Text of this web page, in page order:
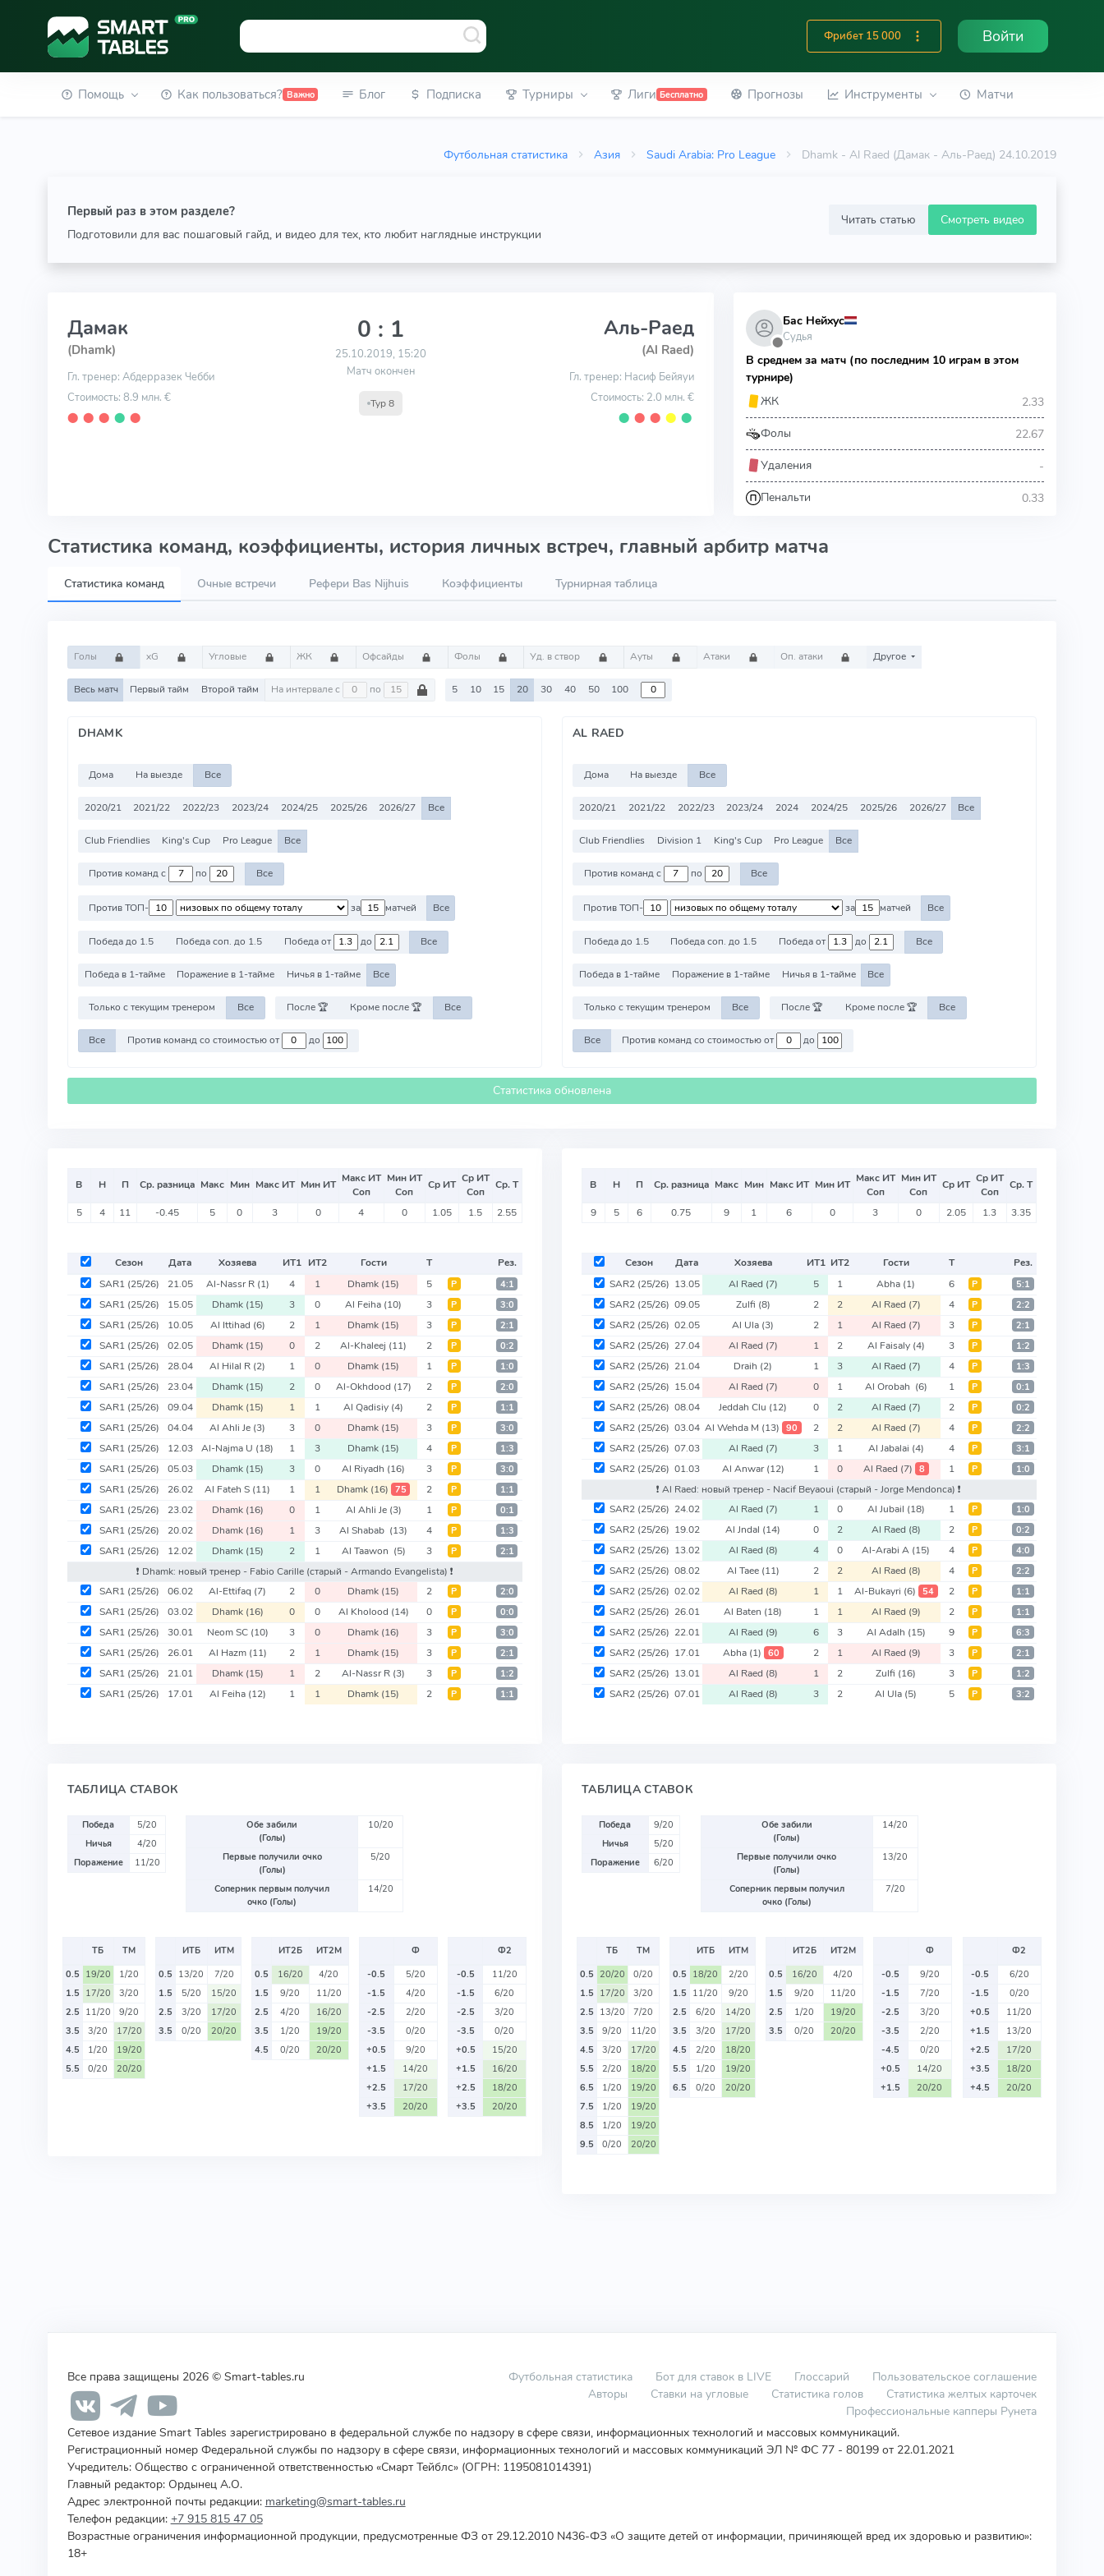
Фрибет 15 000 Войти
Помощь Как пользоваться? Важно Блог Подписка Турниры Лиги Бесплатно Прогнозы Инструменты Матчи
Футбольная статистика Азия Saudi Arabia: Pro League Dhamk - Al Raed (Дамак - Аль-Раед) 24.10.2019
Первый раз в этом разделе?
Подготовили для вас пошаговый гайд, и видео для тех, кто любит наглядные инструкции
Читать статью Смотреть видео
Дамак
(Dhamk)
Гл. тренер: Абдерразек Чебби
Стоимость: 8.9 млн. €
⬤ ⬤ ⬤ ⬤ ⬤
0 : 1
25.10.2019, 15:20
Матч окончен
Тур 8
Аль-Раед
(Al Raed)
Гл. тренер: Насиф Бейяуи
Стоимость: 2.0 млн. €
⬤ ⬤ ⬤ ⬤ ⬤
⬤
Бас Нейхус
Судья
В среднем за матч (по последним 10 играм в этом
турнире)
ЖК
2.33
Фолы 22.67
Удаления -
Пенальти 0.33
Статистика команд, коэффициенты, история личных встреч, главный арбитр матча
Статистика команд Очные встречи Рефери Bas Nijhuis Коэффициенты Турнирная таблица
Голы xG Угловые ЖК Офсайды Фолы Уд. в створ Ауты Атаки Оп. атаки Другое
Весь матч Первый тайм Второй тайм На интервале с по 5 10 15 20 30 40 50 100
DHAMK
Дома На выезде Все
2020/21 2021/22 2022/23 2023/24 2024/25 2025/26 2026/27 Все
Club Friendlies King's Cup Pro League Все
Против команд с по Все
Против ТОП- за матчей Все
Победа до 1.5 Победа соп. до 1.5 Победа от до Все
Победа в 1-тайме Поражение в 1-тайме Ничья в 1-тайме Все
Только с текущим тренером Все После 🏆 Кроме после 🏆 Все
Все Против команд со стоимостью от до
AL RAED
Дома На выезде Все
2020/21 2021/22 2022/23 2023/24 2024 2024/25 2025/26 2026/27 Все
Club Friendlies Division 1 King's Cup Pro League Все
Против команд с по Все
Против ТОП- за матчей Все
Победа до 1.5 Победа соп. до 1.5 Победа от до Все
Победа в 1-тайме Поражение в 1-тайме Ничья в 1-тайме Все
Только с текущим тренером Все После 🏆 Кроме после 🏆 Все
Все Против команд со стоимостью от до
Статистика обновлена
В Н П Ср. разница Макс Мин Макс ИТ Мин ИТ Макс ИТ
Соп
Мин ИТ
Соп
Ср ИТ Ср ИТ
Соп
Ср. Т
5 4 11 -0.45 5 0 3 0 4 0 1.05 1.5 2.55
Сезон Дата Хозяева ИТ1 ИТ2 Гости Т
Рез.
SAR1 (25/26) 21.05 Al-Nassr R (1) 4 1 Dhamk (15) 5 Р 4:1
SAR1 (25/26) 15.05 Dhamk (15) 3 0 Al Feiha (10) 3 Р 3:0
SAR1 (25/26) 10.05 Al Ittihad (6) 2 1 Dhamk (15) 3 Р 2:1
SAR1 (25/26) 02.05 Dhamk (15) 0 2 Al-Khaleej (11) 2 Р 0:2
SAR1 (25/26) 28.04 Al Hilal R (2) 1 0 Dhamk (15) 1 Р 1:0
SAR1 (25/26) 23.04 Dhamk (15) 2 0 Al-Okhdood (17) 2 Р 2:0
SAR1 (25/26) 09.04 Dhamk (15) 1 1 Al Qadisiy (4) 2 Р 1:1
SAR1 (25/26) 04.04 Al Ahli Je (3) 3 0 Dhamk (15) 3 Р 3:0
SAR1 (25/26) 12.03 Al-Najma U (18) 1 3 Dhamk (15) 4 Р 1:3
SAR1 (25/26) 05.03 Dhamk (15) 3 0 Al Riyadh (16) 3 Р 3:0
SAR1 (25/26) 26.02 Al Fateh S (11) 1 1 Dhamk (16) 75 2 Р 1:1
SAR1 (25/26) 23.02 Dhamk (16) 0 1 Al Ahli Je (3) 1 Р 0:1
SAR1 (25/26) 20.02 Dhamk (16) 1 3 Al Shabab (13) 4 Р 1:3
SAR1 (25/26) 12.02 Dhamk (15) 2 1 Al Taawon (5) 3 Р 2:1
❗️ Dhamk: новый тренер - Fabio Carille (старый - Armando Evangelista) ❗️
SAR1 (25/26) 06.02 Al-Ettifaq (7) 2 0 Dhamk (15) 2 Р 2:0
SAR1 (25/26) 03.02 Dhamk (16) 0 0 Al Kholood (14) 0 Р 0:0
SAR1 (25/26) 30.01 Neom SC (10) 3 0 Dhamk (16) 3 Р 3:0
SAR1 (25/26) 26.01 Al Hazm (11) 2 1 Dhamk (15) 3 Р 2:1
SAR1 (25/26) 21.01 Dhamk (15) 1 2 Al-Nassr R (3) 3 Р 1:2
SAR1 (25/26) 17.01 Al Feiha (12) 1 1 Dhamk (15) 2 Р 1:1
ТАБЛИЦА СТАВОК
Победа
5/20
Ничья
4/20
Поражение
11/20
Обе забили
(Голы)
10/20
Первые получили очко
(Голы)
5/20
Соперник первым получил
очко (Голы)
14/20
ТБ
ТМ
0.5 19/20
1/20
1.5 17/20
3/20
2.5 11/20
9/20
3.5
3/20
17/20
4.5
1/20
19/20
5.5
0/20 20/20
ИТБ
ИТМ
0.5 13/20
7/20
1.5
5/20
15/20
2.5
3/20
17/20
3.5
0/20 20/20
ИТ2Б
ИТ2М
0.5
16/20
4/20
1.5
9/20
11/20
2.5
4/20
16/20
3.5
1/20
19/20
4.5
0/20 20/20
Ф
-0.5
5/20
-1.5
4/20
-2.5
2/20
-3.5
0/20
+0.5
9/20
+1.5
14/20
+2.5
17/20
+3.5
20/20
Ф2
-0.5
11/20
-1.5
6/20
-2.5
3/20
-3.5
0/20
+0.5
15/20
+1.5
16/20
+2.5
18/20
+3.5
20/20
В Н П Ср. разница Макс Мин Макс ИТ Мин ИТ Макс ИТ
Соп
Мин ИТ
Соп
Ср ИТ Ср ИТ
Соп
Ср. Т
9 5 6 0.75 9 1 6 0 3 0 2.05 1.3 3.35
Сезон Дата Хозяева ИТ1 ИТ2 Гости Т
Рез.
SAR2 (25/26) 13.05 Al Raed (7) 5 1 Abha (1) 6 Р 5:1
SAR2 (25/26) 09.05 Zulfi (8) 2 2 Al Raed (7) 4 Р 2:2
SAR2 (25/26) 02.05 Al Ula (3) 2 1 Al Raed (7) 3 Р 2:1
SAR2 (25/26) 27.04 Al Raed (7) 1 2 Al Faisaly (4) 3 Р 1:2
SAR2 (25/26) 21.04 Draih (2) 1 3 Al Raed (7) 4 Р 1:3
SAR2 (25/26) 15.04 Al Raed (7) 0 1 Al Orobah (6) 1 Р 0:1
SAR2 (25/26) 08.04 Jeddah Clu (12) 0 2 Al Raed (7) 2 Р 0:2
SAR2 (25/26) 03.04 Al Wehda M (13) 90 2 2 Al Raed (7) 4 Р 2:2
SAR2 (25/26) 07.03 Al Raed (7) 3 1 Al Jabalai (4) 4 Р 3:1
SAR2 (25/26) 01.03 Al Anwar(12) 1 0 Al Raed (7) 8 1 Р 1:0
❗️ Al Raed: новый тренер - Nacif Beyaoui (старый - Jorge Mendonca) ❗️
SAR2 (25/26) 24.02 Al Raed (7) 1 0 Al Jubail (18) 1 Р 1:0
SAR2 (25/26) 19.02 Al Jndal (14) 0 2 Al Raed (8) 2 Р 0:2
SAR2 (25/26) 13.02 Al Raed (8) 4 0 Al-Arabi A (15) 4 Р 4:0
SAR2 (25/26) 08.02 Al Taee (11) 2 2 Al Raed (8) 4 Р 2:2
SAR2 (25/26) 02.02 Al Raed (8) 1 1 Al-Bukayri (6) 54 2 Р 1:1
SAR2 (25/26) 26.01 Al Baten (18) 1 1 Al Raed (9) 2 Р 1:1
SAR2 (25/26) 22.01 Al Raed (9) 6 3 Al Adalh (15) 9 Р 6:3
SAR2 (25/26) 17.01 Abha (1) 60 2 1 Al Raed (9) 3 Р 2:1
SAR2 (25/26) 13.01 Al Raed (8) 1 2 Zulfi (16) 3 Р 1:2
SAR2 (25/26) 07.01 Al Raed (8) 3 2 Al Ula (5) 5 Р 3:2
ТАБЛИЦА СТАВОК
Победа
9/20
Ничья
5/20
Поражение
6/20
Обе забили
(Голы)
14/20
Первые получили очко
(Голы)
13/20
Соперник первым получил
очко (Голы)
7/20
ТБ
ТМ
0.5 20/20
0/20
1.5 17/20
3/20
2.5 13/20
7/20
3.5
9/20
11/20
4.5
3/20
17/20
5.5
2/20
18/20
6.5
1/20
19/20
7.5
1/20
19/20
8.5
1/20
19/20
9.5
0/20 20/20
ИТБ
ИТМ
0.5 18/20
2/20
1.5 11/20
9/20
2.5
6/20
14/20
3.5
3/20
17/20
4.5
2/20
18/20
5.5
1/20
19/20
6.5
0/20 20/20
ИТ2Б
ИТ2М
0.5
16/20
4/20
1.5
9/20
11/20
2.5
1/20
19/20
3.5
0/20 20/20
Ф
-0.5
9/20
-1.5
7/20
-2.5
3/20
-3.5
2/20
-4.5
0/20
+0.5
14/20
+1.5
20/20
Ф2
-0.5
6/20
-1.5
0/20
+0.5
11/20
+1.5
13/20
+2.5
17/20
+3.5
18/20
+4.5
20/20
Все права защищены 2026 © Smart-tables.ru Футбольная статистика Бот для ставок в LIVE Глоссарий
Пользовательское соглашение
Авторы
Ставки на угловые Статистика голов
Статистика желтых карточек
Профессиональные капперы Рунета
Сетевое издание Smart Tables зарегистрировано в федеральной службе по надзору в сфере связи, информационных технологий и массовых коммуникаций.
Регистрационный номер Федеральной службы по надзору в сфере связи, информационных технологий и массовых коммуникаций ЭЛ № ФС 77 - 80199 от 22.01.2021
Учредитель: Общество с ограниченной ответственностью «Смарт Тейблс» (ОГРН: 1195081014391)
Главный редактор: Ордынец А.О.
Адрес электронной почты редакции: marketing@smart-tables.ru
Телефон редакции: +7 915 815 47 05
Возрастные ограничения информационной продукции, предусмотренные ФЗ от 29.12.2010 N436-ФЗ «О защите детей от информации, причиняющей вред их здоровью и развитию»:
18+